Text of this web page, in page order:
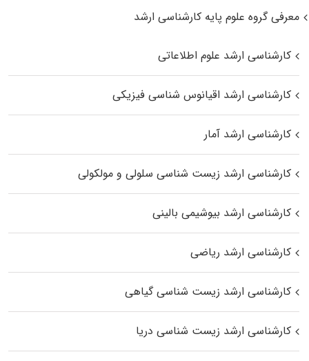
معرفی گروه علوم پایه کارشناسی ارشد
کارشناسی ارشد علوم اطلاعاتی
کارشناسی ارشد اقیانوس‌ شناسی فیزیکی
کارشناسی ارشد آمار
کارشناسی ارشد زیست شناسی سلولی و مولکولی
کارشناسی ارشد بیوشیمی بالینی
کارشناسی ارشد ریاضی
کارشناسی ارشد زیست‌ شناسی گیاهی
کارشناسی ارشد زیست‌ شناسی دریا